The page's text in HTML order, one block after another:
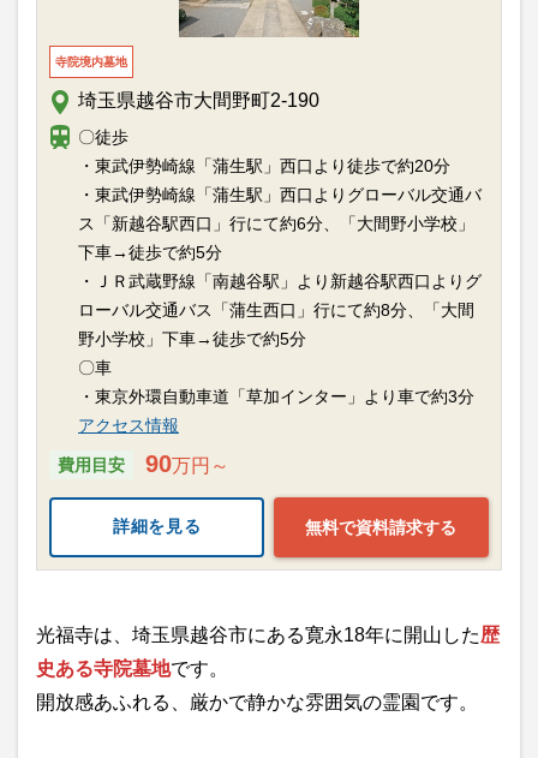
寺院境内墓地
埼玉県越谷市大間野町2-190
〇徒歩
・東武伊勢崎線「蒲生駅」西口より徒歩で約20分
・東武伊勢崎線「蒲生駅」西口よりグローバル交通バ
ス「新越谷駅西口」行にて約6分、「大間野小学校」
下車→徒歩で約5分
・ＪＲ武蔵野線「南越谷駅」より新越谷駅西口よりグ
ローバル交通バス「蒲生西口」行にて約8分、「大間
野小学校」下車→徒歩で約5分
〇車
・東京外環自動車道「草加インター」より車で約3分
アクセス情報
費用目安 90万円～
詳細を見る 無料で資料請求する
光福寺は、埼玉県越谷市にある寛永18年に開山した歴
史ある寺院墓地です。
開放感あふれる、厳かで静かな雰囲気の霊園です。